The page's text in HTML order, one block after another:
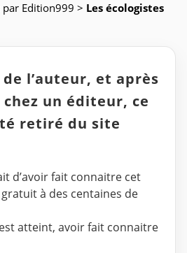
par Edition999 > Les écologistes
l’auteur, et après
un éditeur, ce
retiré du site
d’avoir fait connaitre cet
à des centaines de
atteint, avoir fait connaitre